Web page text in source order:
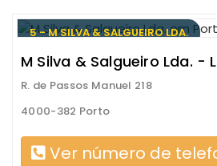
5 - M SILVA & SALGUEIRO LDA.
M Silva & Salgueiro Lda. -
R. de Passos Manuel 218
4000-382 Porto
Ver número de